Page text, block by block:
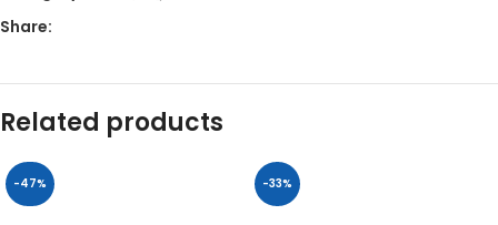
Share:
Related products
-47% -33%